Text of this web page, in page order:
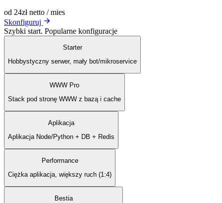
od 24zł netto / mies
Skonfiguruj
Szybki start. Popularne konfiguracje
Starter
Hobbystyczny serwer, mały bot/mikroservice
WWW Pro
Stack pod stronę WWW z bazą i cache
Aplikacja
Aplikacja Node/Python + DB + Redis
Performance
Ciężka aplikacja, większy ruch (1:4)
Bestia